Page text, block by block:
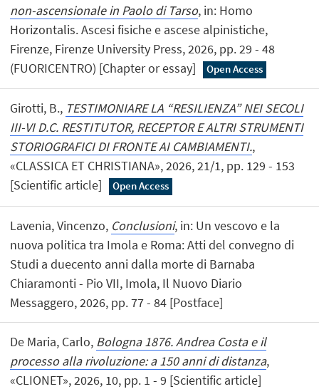
non-ascensionale in Paolo di Tarso, in: Homo
Horizontalis. Ascesi fisiche e ascese alpinistiche,
Firenze, Firenze University Press, 2026, pp. 29 - 48
(FUORICENTRO) [Chapter or essay]
Open Access
Girotti, B., TESTIMONIARE LA “RESILIENZA” NEI SECOLI
III-VI D.C. RESTITUTOR, RECEPTOR E ALTRI STRUMENTI
STORIOGRAFICI DI FRONTE AI CAMBIAMENTI.,
«CLASSICA ET CHRISTIANA», 2026, 21/1, pp. 129 - 153
[Scientific article]
Open Access
Lavenia, Vincenzo, Conclusioni, in: Un vescovo e la
nuova politica tra Imola e Roma: Atti del convegno di
Studi a duecento anni dalla morte di Barnaba
Chiaramonti - Pio VII, Imola, Il Nuovo Diario
Messaggero, 2026, pp. 77 - 84 [Postface]
De Maria, Carlo, Bologna 1876. Andrea Costa e il
processo alla rivoluzione: a 150 anni di distanza,
«CLIONET», 2026, 10, pp. 1 - 9 [Scientific article]